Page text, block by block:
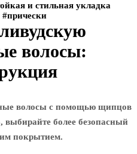
и стильная укладка
волосы:
волосы с помощью щипцов
выбирайте более безопасный
покрытием.